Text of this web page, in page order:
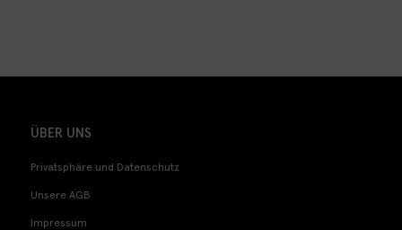
ÜBER UNS
Privatsphäre und Datenschutz
Unsere AGB
Impressum